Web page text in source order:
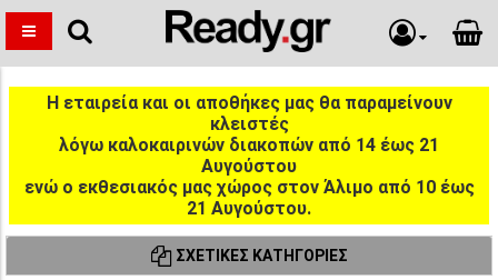
Η εταιρεία και οι αποθήκες μας θα παραμείνουν
κλειστές
λόγω καλοκαιρινών διακοπών από 14 έως 21
Αυγούστου
ενώ ο εκθεσιακός μας χώρος στον Άλιμο από 10 έως
21 Αυγούστου.
ΣΧΕΤΙΚΈΣ ΚΑΤΗΓΟΡΊΕΣ